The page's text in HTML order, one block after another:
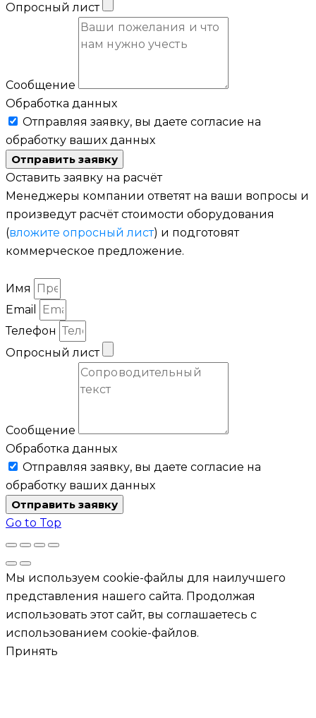
Опросный лист
Сообщение
Обработка данных
Отправляя заявку, вы даете согласие на
обработку ваших данных
Отправить заявку
Оставить заявку на расчёт
Менеджеры компании ответят на ваши вопросы и
произведут расчёт стоимости оборудования
(вложите опросный лист) и подготовят
коммерческое предложение.
Имя
Email
Телефон
Опросный лист
Сообщение
Обработка данных
Отправляя заявку, вы даете согласие на
обработку ваших данных
Отправить заявку
Go to Top
Мы используем cookie-файлы для наилучшего
представления нашего сайта. Продолжая
использовать этот сайт, вы соглашаетесь с
использованием cookie-файлов.
Принять